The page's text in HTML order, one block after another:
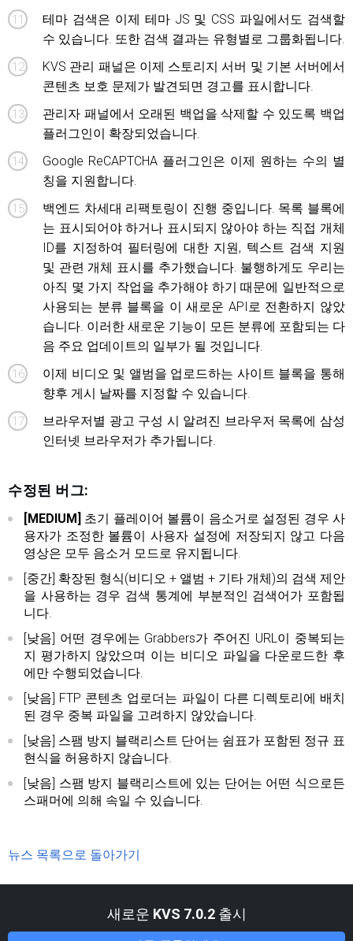
테마 검색은 이제 테마 JS 및 CSS 파일에서도 검색할
수 있습니다. 또한 검색 결과는 유형별로 그룹화됩니다.
KVS 관리 패널은 이제 스토리지 서버 및 기본 서버에서
콘텐츠 보호 문제가 발견되면 경고를 표시합니다.
관리자 패널에서 오래된 백업을 삭제할 수 있도록 백업
플러그인이 확장되었습니다.
Google ReCAPTCHA 플러그인은 이제 원하는 수의 별
칭을 지원합니다.
백엔드 차세대 리팩토링이 진행 중입니다. 목록 블록에
는 표시되어야 하거나 표시되지 않아야 하는 직접 개체
ID를 지정하여 필터링에 대한 지원, 텍스트 검색 지원
및 관련 개체 표시를 추가했습니다. 불행하게도 우리는
아직 몇 가지 작업을 추가해야 하기 때문에 일반적으로
사용되는 분류 블록을 이 새로운 API로 전환하지 않았
습니다. 이러한 새로운 기능이 모든 분류에 포함되는 다
음 주요 업데이트의 일부가 될 것입니다.
이제 비디오 및 앨범을 업로드하는 사이트 블록을 통해
향후 게시 날짜를 지정할 수 있습니다.
브라우저별 광고 구성 시 알려진 브라우저 목록에 삼성
인터넷 브라우저가 추가됩니다.
수정된 버그:
[MEDIUM] 초기 플레이어 볼륨이 음소거로 설정된 경우 사
용자가 조정한 볼륨이 사용자 설정에 저장되지 않고 다음
영상은 모두 음소거 모드로 유지됩니다.
[중간] 확장된 형식(비디오 + 앨범 + 기타 개체)의 검색 제안
을 사용하는 경우 검색 통계에 부분적인 검색어가 포함됩
니다.
[낮음] 어떤 경우에는 Grabbers가 주어진 URL이 중복되는
지 평가하지 않았으며 이는 비디오 파일을 다운로드한 후
에만 수행되었습니다.
[낮음] FTP 콘텐츠 업로더는 파일이 다른 디렉토리에 배치
된 경우 중복 파일을 고려하지 않았습니다.
[낮음] 스팸 방지 블랙리스트 단어는 쉼표가 포함된 정규 표
현식을 허용하지 않습니다.
[낮음] 스팸 방지 블랙리스트에 있는 단어는 어떤 식으로든
스패머에 의해 속일 수 있습니다.
뉴스 목록으로 돌아가기
새로운 KVS 7.0.2출시